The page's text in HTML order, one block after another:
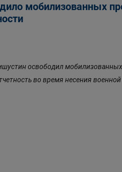
мобилизованных
освободил
во время несения